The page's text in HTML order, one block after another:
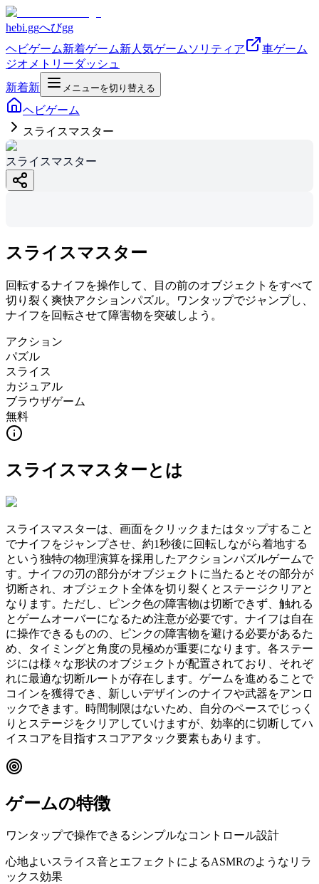
hebi.ggへびgg
ヘビゲーム新着ゲーム新人気ゲーム ソリティア
車ゲーム
ジオメトリーダッシュ
新着新 メニューを切り替える
ヘビゲーム
スライスマスター
スライスマスター
スライスマスター
回転するナイフを操作して、目の前のオブジェクトをすべて
切り裂く爽快アクションパズル。ワンタップでジャンプし、
ナイフを回転させて障害物を突破しよう。
アクション
パズル
スライス
カジュアル
ブラウザゲーム
無料
スライスマスターとは
スライスマスターは、画面をクリックまたはタップすること
でナイフをジャンプさせ、約1秒後に回転しながら着地する
という独特の物理演算を採用したアクションパズルゲームで
す。ナイフの刃の部分がオブジェクトに当たるとその部分が
切断され、オブジェクト全体を切り裂くとステージクリアと
なります。ただし、ピンク色の障害物は切断できず、触れる
とゲームオーバーになるため注意が必要です。ナイフは自在
に操作できるものの、ピンクの障害物を避ける必要があるた
め、タイミングと角度の見極めが重要になります。各ステー
ジには様々な形状のオブジェクトが配置されており、それぞ
れに最適な切断ルートが存在します。ゲームを進めることで
コインを獲得でき、新しいデザインのナイフや武器をアンロ
ックできます。時間制限はないため、自分のペースでじっく
りとステージをクリアしていけますが、効率的に切断してハ
イスコアを目指すスコアアタック要素もあります。
ゲームの特徴
ワンタップで操作できるシンプルなコントロール設計
心地よいスライス音とエフェクトによるASMRのようなリラ
ックス効果